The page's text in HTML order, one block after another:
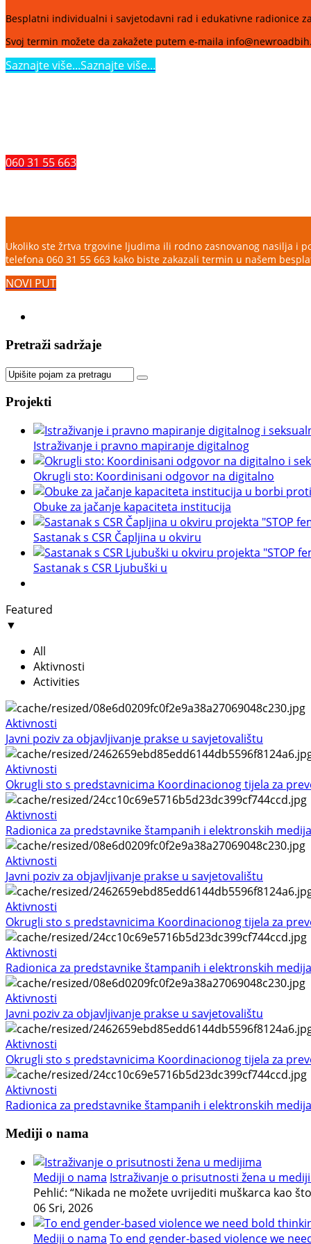
Besplatni individualni i savjetodavni rad i edukativne radionice
Svoj termin možete da zakažete putem e-maila
Saznajte više...Saznajte više...
060 31 55 663
Ukoliko ste žrtva trgovine ljudima ili rodno zasnovanog nasilja i
telefona 060 31 55 663 kako biste zakazali termin u našem
NOVI PUT
Pretraži sadržaje
Projekti
Istraživanje i pravno mapiranje digitalnog
Okrugli sto: Koordinisani odgovor na digitalno
Obuke za jačanje kapaciteta institucija
Sastanak s CSR Čapljina u okviru
Sastanak s CSR Ljubuški u
Featured
▼
All
Aktivnosti
Activities
Aktivnosti
Javni poziv za objavljivanje prakse u savjetovalištu
Aktivnosti
Okrugli sto s predstavnicima Koordinacionog tijela za
Aktivnosti
Radionica za predstavnike štampanih i elektronskih medija
Aktivnosti
Javni poziv za objavljivanje prakse u savjetovalištu
Aktivnosti
Okrugli sto s predstavnicima Koordinacionog tijela za
Aktivnosti
Radionica za predstavnike štampanih i elektronskih medija
Aktivnosti
Javni poziv za objavljivanje prakse u savjetovalištu
Aktivnosti
Okrugli sto s predstavnicima Koordinacionog tijela za
Aktivnosti
Radionica za predstavnike štampanih i elektronskih medija
Mediji o nama
Mediji o nama Istraživanje o prisutnosti žena u
Pehlić: “Nikada ne možete uvrijediti muškarca kao
06 Sri, 2026
Mediji o nama To end gender-based violence we